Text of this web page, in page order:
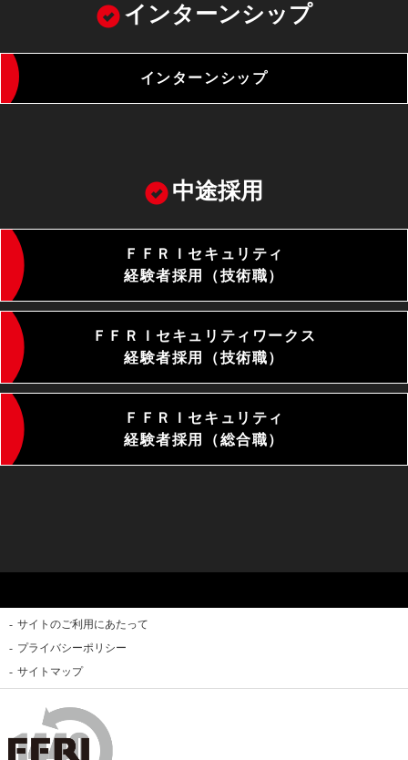
インターンシップ
インターンシップ
中途採用
ＦＦＲＩセキュリティ
経験者採用（技術職）
ＦＦＲＩセキュリティワークス
経験者採用（技術職）
ＦＦＲＩセキュリティ
経験者採用（総合職）
サイトのご利用にあたって
プライバシーポリシー
サイトマップ